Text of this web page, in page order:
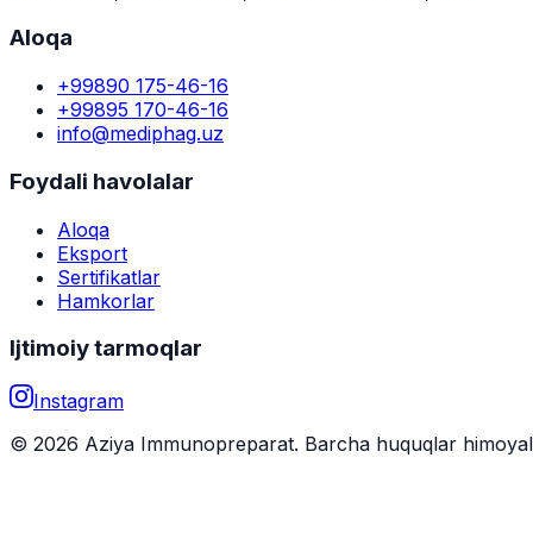
Aloqa
+99890 175-46-16
+99895 170-46-16
info@mediphag.uz
Foydali havolalar
Aloqa
Eksport
Sertifikatlar
Hamkorlar
Ijtimoiy tarmoqlar
Instagram
© 2026 Aziya Immunopreparat. Barcha huquqlar